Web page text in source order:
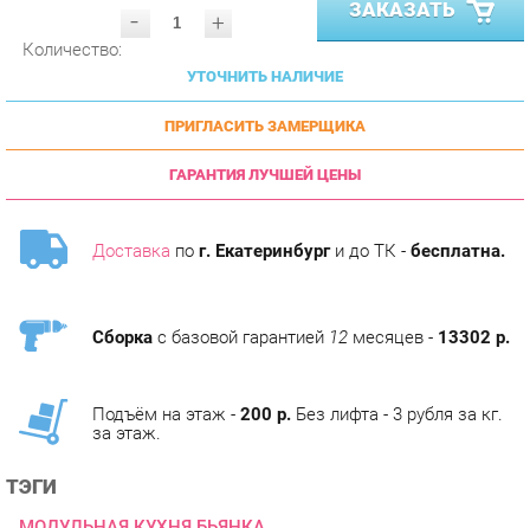
УТОЧНИТЬ НАЛИЧИЕ
ПРИГЛАСИТЬ ЗАМЕРЩИКА
ГАРАНТИЯ ЛУЧШЕЙ ЦЕНЫ
Доставкапог. Екатеринбурги до ТК -бесплатна.
ТЭГИ